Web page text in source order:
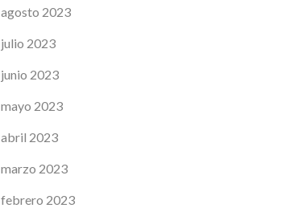
agosto 2023
julio 2023
junio 2023
mayo 2023
abril 2023
marzo 2023
febrero 2023